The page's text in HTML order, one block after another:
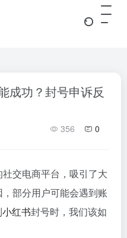
成功？封号申诉反
356 0
交电商平台，吸引了大
部分用户可能会遇到账
小红书封号时，我们该如